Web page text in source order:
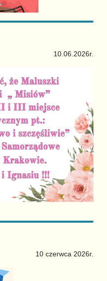
10.06.2026r.
10 czerwca 2026r.